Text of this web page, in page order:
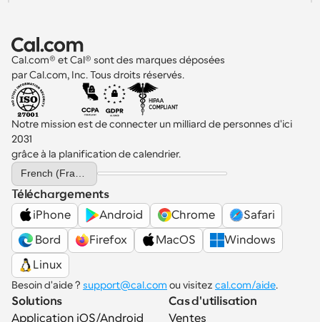
Cal.com® et Cal® sont des marques déposées
par Cal.com, Inc. Tous droits réservés.
Notre mission est de connecter un milliard de personnes d'ici
2031
grâce à la planification de calendrier.
Select Language
French (France)
Téléchargements
iPhone
Android Chrome
Safari
Bord
Firefox MacOS
Windows
Linux
Besoin d'aide ? support@cal.com ou visitez cal.com/aide.
Solutions
Application iOS/Android
Cas d'utilisation
Ventes